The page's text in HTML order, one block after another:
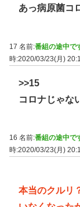
あっ病原菌コ
17 名前:番組の途中で
時:2020/03/23(月)
>>15
コロナじゃな
16 名前:番組の途中で
時:2020/03/23(月)
本当のクルリ